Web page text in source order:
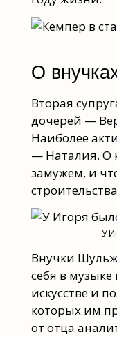
О
Вторая
дочерей —
Наиболее
— Наталия. О
замужем, и
У
Внучки
себя в
искусстве и
которых им
от отца